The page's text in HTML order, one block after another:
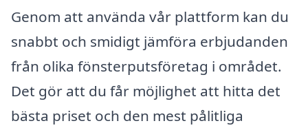
Genom att använda vår plattform kan du
snabbt och smidigt jämföra erbjudanden
från olika fönsterputsföretag i området.
Det gör att du får möjlighet att hitta det
bästa priset och den mest pålitliga